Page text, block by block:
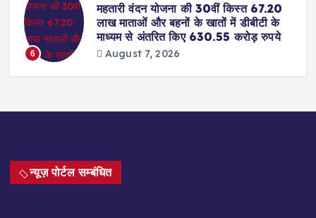
6
महतारी वंदन योजना की 30वीं किस्त 67.20
लाख माताओं और बहनों के खातों में डीबीटी के
माध्यम से अंतरित किए 630.55 करोड़ रुपये
August 7, 2026
न्यूज़ पोर्टल सम्बंधित